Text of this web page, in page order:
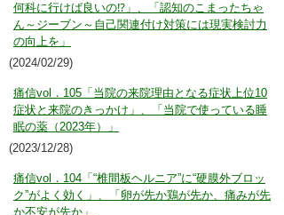
何科に行けば良いの⁉」、「認知のこまったちゃ
ん～ジーブン～自己関連付け対策には現実検討力
の向上を」
(2024/02/29)
痛信vol．105「当院の来院理由となる症状上位10
症状と来院のきっかけ」、「当院で使っている睡
眠の薬（2023年）」
(2023/12/28)
痛信vol．104「“椎間板ヘルニア”に“硬膜外ブロッ
ク”がよく効く」、「卵が先か鶏が先か、痛みが先
か不安が先か」